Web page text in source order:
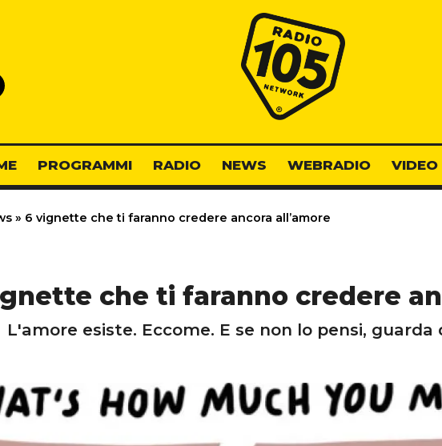
Radio 105
PROGRAMMI RADIO NEWS WEBRADIO VIDEO
» 6 vignette che ti faranno credere ancora all’amore
che ti faranno credere
L'amore esiste. Eccome. E se non lo pensi,